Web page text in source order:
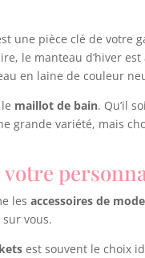
une pièce clé de votre
le manteau d’hiver
en laine de couleur
maillot de bain. Qu’il
grande variété, mais
votre
lesaccessoires de mode
vous.
est souvent le choix